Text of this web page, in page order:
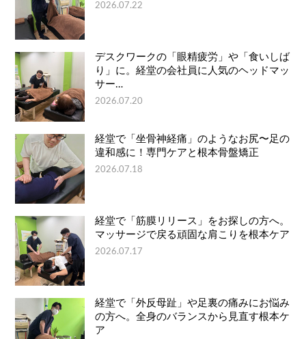
2026.07.22
デスクワークの「眼精疲労」や「食いしば
り」に。経堂の会社員に人気のヘッドマッ
サー…
2026.07.20
経堂で「坐骨神経痛」のようなお尻〜足の
違和感に！専門ケアと根本骨盤矯正
2026.07.18
経堂で「筋膜リリース」をお探しの方へ。
マッサージで戻る頑固な肩こりを根本ケア
2026.07.17
経堂で「外反母趾」や足裏の痛みにお悩み
の方へ。全身のバランスから見直す根本ケ
ア